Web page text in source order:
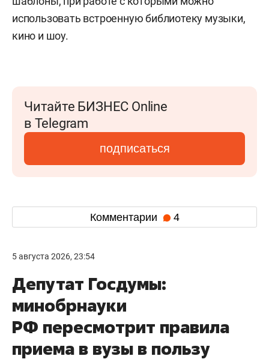
использовать встроенную библиотеку музыки,
кино и шоу.
Читайте БИЗНЕС Online
в Telegram
подписаться
Комментарии 4
5 августа 2026, 23:54
Депутат Госдумы:
минобрнауки
РФ пересмотрит правила
приема в вузы в пользу